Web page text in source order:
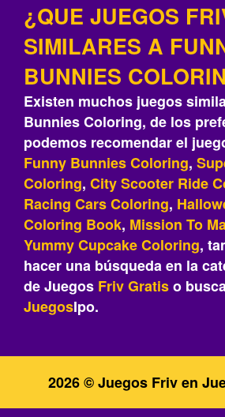
¿QUE JUEGOS
SIMILARES A
BUNNIES
Existen muchos juegos
Bunnies Coloring, de los
podemos recomendar el
Funny Bunnies Coloring,
Coloring, City Scooter Ride
Racing Cars Coloring,
Coloring Book, Mission To
Yummy Cupcake Coloring,
hacer una búsqueda en la
de Juegos FrivGratiso
JuegosIpo.
2026 © Juegos Friv en